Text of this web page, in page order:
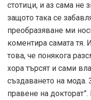
стотици, и аз сама не
защото така се
преобразяване ми
коментира самата тя.
това, че понякога
хора търсят и сами
създаването на мода.
правене на